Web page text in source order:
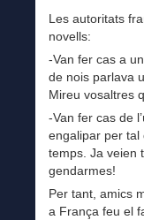
Les autoritats
novells:
-Van fer cas a
de nois parlava
Mireu vosaltres
-Van fer cas de
engalipar per tal
temps. Ja veien
gendarmes!
Per tant, amics
a França feu el